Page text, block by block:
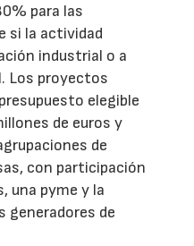
para las
si la actividad
industrial o a
Los proyectos
elegible
de euros y
de
con participación
una pyme y la
generadores de